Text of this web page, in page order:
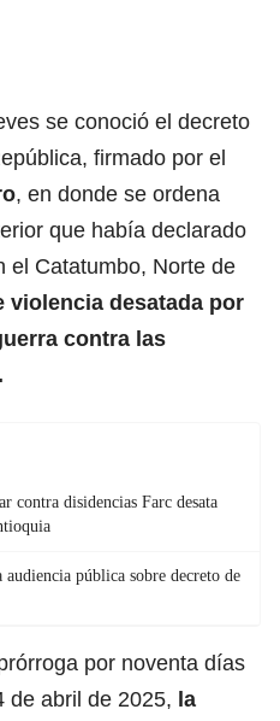
se conoció el decreto
firmado por el
, en donde se ordena
que había declarado
el Catatumbo, Norte de
violencia desatada por
contra las
contra disidencias Farc desata
pública sobre decreto de
por noventa días
de abril de 2025, la